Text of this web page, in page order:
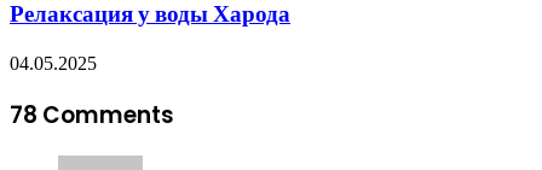
Релаксация у воды Харода
04.05.2025
78 Comments